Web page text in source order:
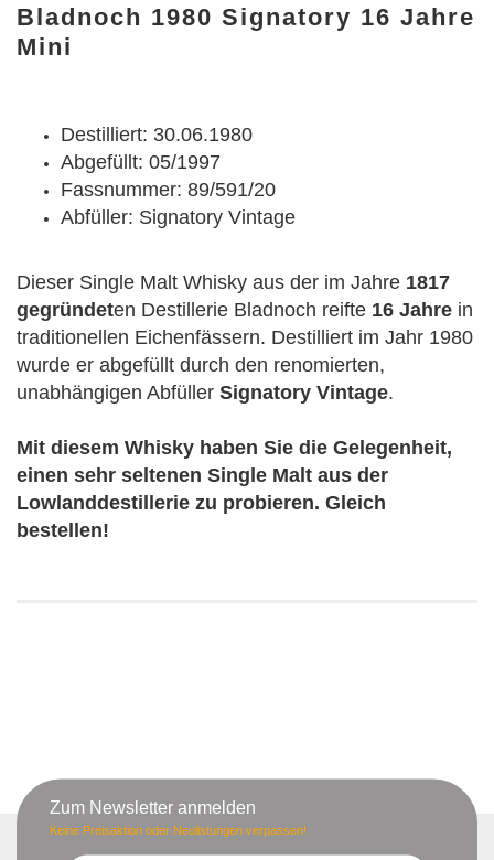
Bladnoch 1980 Signatory 16 Jahre
Mini
Destilliert: 30.06.1980
Abgefüllt: 05/1997
Fassnummer: 89/591/20
Abfüller: Signatory Vintage
Dieser Single Malt Whisky aus der im Jahre 1817
gegründeten Destillerie Bladnoch reifte 16 Jahre in
traditionellen Eichenfässern. Destilliert im Jahr 1980
wurde er abgefüllt durch den renomierten,
unabhängigen Abfüller Signatory Vintage.
Mit diesem Whisky haben Sie die Gelegenheit,
einen sehr seltenen Single Malt aus der
Lowlanddestillerie zu probieren. Gleich
bestellen!
Zum Newsletter anmelden
Keine Preisaktion oder Neulistungen verpassen!